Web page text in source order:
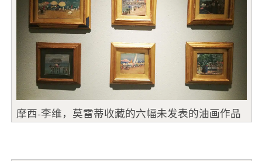
摩西-李维，莫雷蒂收藏的六幅未发表的油画作品